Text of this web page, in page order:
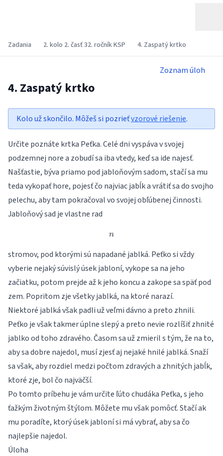
Zadania 2. kolo 2. časť 32. ročník KSP 4. Zaspatý krtko
Zoznam úloh
4. Zaspatý krtko
Kolo už skončilo. Môžeš si pozrieťvzorové riešenie.
Určite poznáte krtka Peťka. Celé dni vyspáva v svojej
podzemnej nore a zobudí sa iba vtedy, keď sa ide najesť.
Našťastie, býva priamo pod jabloňovým sadom, stačí sa mu
teda vykopať hore, pojesť čo najviac jabĺk a vrátiť sa do svojho
pelechu, aby tam pokračoval vo svojej obľúbenej činnosti.
Jabloňový sad je vlastne rad
n
n
stromov, pod ktorými sú napadané jablká. Peťko si vždy
vyberie nejaký súvislý úsek jabloní, vykope sa na jeho
začiatku, potom prejde až k jeho koncu a zakope sa späť pod
zem. Popritom zje všetky jablká, na ktoré narazí.
Niektoré jablká však padli už veľmi dávno a preto zhnili.
Peťko je však takmer úplne slepý a preto nevie rozlíšiť zhnité
jablko od toho zdravého. Časom sa už zmieril s tým, že na to,
aby sa dobre najedol, musí zjesť aj nejaké hnilé jablká. Snaží
sa však, aby rozdiel medzi počtom zdravých a zhnitých jabĺk,
ktoré zje, bol čo najväčší.
Po tomto príbehu je vám určite ľúto chudáka Peťka, s jeho
ťažkým životným štýlom. Môžete mu však pomôcť. Stačí ak
mu poradíte, ktorý úsek jabloní si má vybrať, aby sa čo
najlepšie najedol.
Úloha